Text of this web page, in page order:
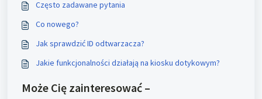
Często zadawane pytania
Co nowego?
Jak sprawdzić ID odtwarzacza?
Jakie funkcjonalności działają na kiosku dotykowym?
Może Cię zainteresować –